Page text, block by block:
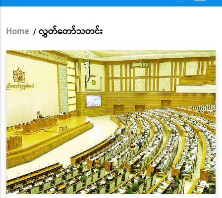
Breadcrumb
Home / လွှတ်တော်သတင်း